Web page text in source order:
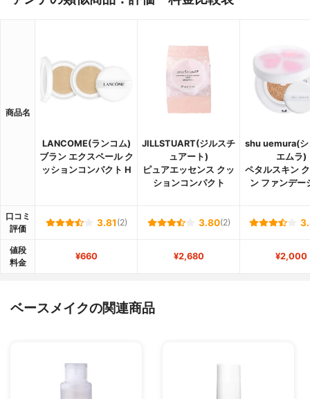
商品名
LANCOME(ランコム)
ブラン エクスペール ク
ッションコンパクト H
JILLSTUART(ジルスチ
ュアート)
ピュアエッセンス クッ
ションコンパクト
shu uemura(シ
エムラ)
ペタルスキン
ン ファンデー
口コミ
評価
3.81 (2) 3.80(2)
値段
料金
¥660 ¥2,680 ¥2,000
ベースメイクの関連商品